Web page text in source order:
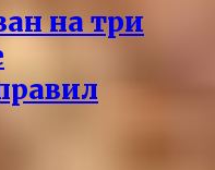
на три